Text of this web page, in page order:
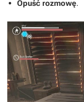
Opuść rozmowę.